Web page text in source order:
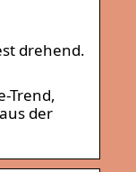
drehend.
Trend,
der